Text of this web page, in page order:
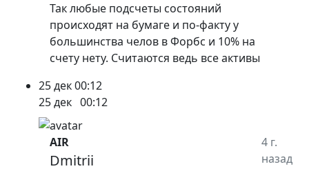
Так любые подсчеты состояний
происходят на бумаге и по-факту у
большинства челов в Форбс и 10% на
счету нету. Считаются ведь все активы
25 дек00:12
25 дек 00:12
AIR
Dmitrii
4 г.
назад